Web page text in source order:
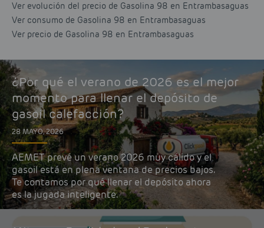
Ver evolución del precio de Gasolina 98 en Entrambasaguas
Ver consumo de Gasolina 98 en Entrambasaguas
Ver precio de Gasolina 98 en Entrambasaguas
¿Por qué el verano de 2026 es el mejor
momento para llenar el depósito de
gasoil calefacción?
28 MAYO, 2026
AEMET prevé un verano 2026 muy cálido y el
gasoil está en plena ventana de precios bajos.
Te contamos por qué llenar el depósito ahora
es la jugada inteligente.